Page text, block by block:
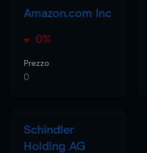
Amazon.com Inc
0%
Prezzo
0
Schindler
Holding AG